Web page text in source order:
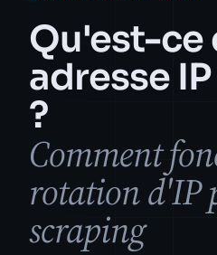
Qu'est-ce
adresse
?
Comment
rotation d'IP
scraping